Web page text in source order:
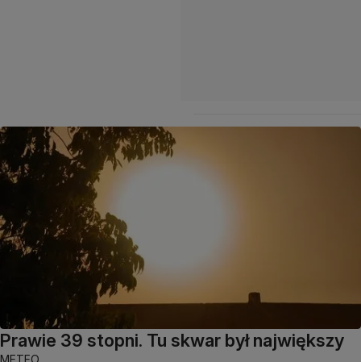
Prawie 39 stopni. Tu skwar był największy